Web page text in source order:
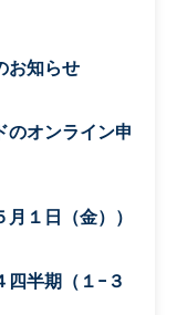
お知らせ
のオンライン申
１日（金））
四半期（１−３